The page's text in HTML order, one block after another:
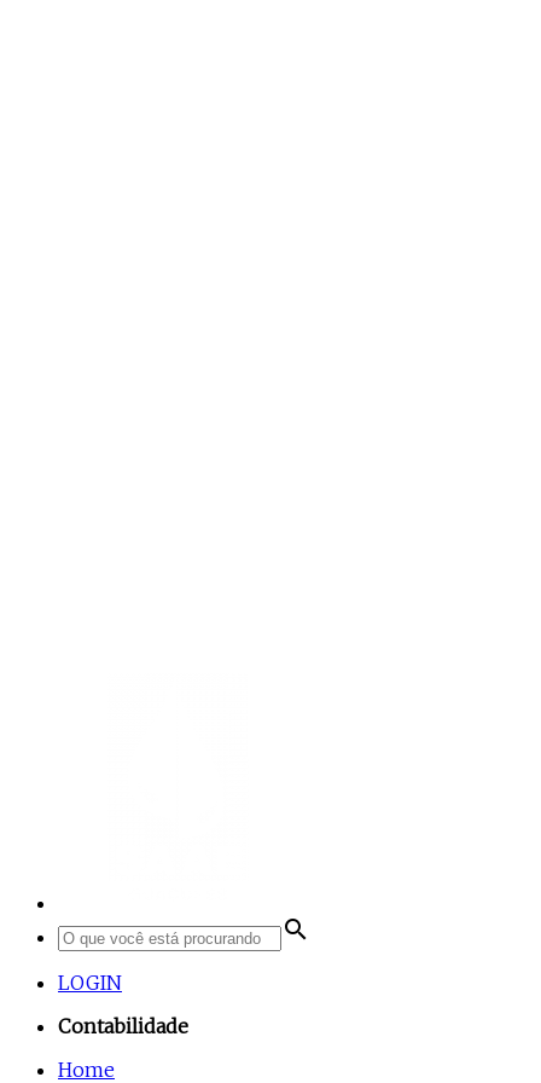
search
LOGIN
Contabilidade
Home